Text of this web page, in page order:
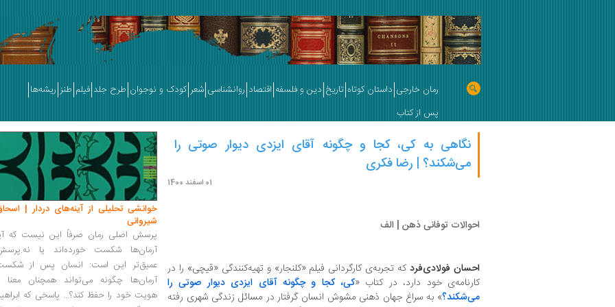
رمان خارجی داستان کوتاه تاریخ دین و فلسفه اقتصاد روانشناسی شعر کودک و نوجوان طرح جلد فیلم طنز ریشه‌ها
پس از کتاب
نگاهی به کی، کجا و چگونه آقای ایزدی دیوار صوتی را
می‌شکند؟ | رضا فکری
01 اسفند 1400
احوالات توفانی ذهن | الف
احسان فولادی‌فردکه تجربه‌ی کارگردانی فیلم «کلنجار» و تهیه‌کنندگی «قیچی» را در
کارنامه‌ی خود دارد، در کتاب «کی، کجا و چگونه آقای ایزدی دیوار صوتی را
می‌شکند؟» به سراغ جهان ذهنی مشوش انسان گرفتار در مسائل زندگی شهری رفته
خوانشی تحلیلی از آینه‌های دردار |
شیروانی
پرسش اصلی رمان صرفاً این نیست که
آرمان‌ها شکست خورده‌اند یا
عمیق‌تر این است: انسان پس از
آرمان‌ها چگونه می‌تواند همچنان معنا
هویت خود را حفظ کند؟... پاسخی که